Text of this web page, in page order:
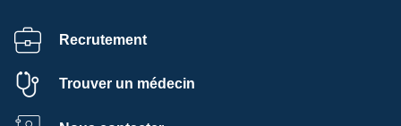
Recrutement
Trouver un médecin